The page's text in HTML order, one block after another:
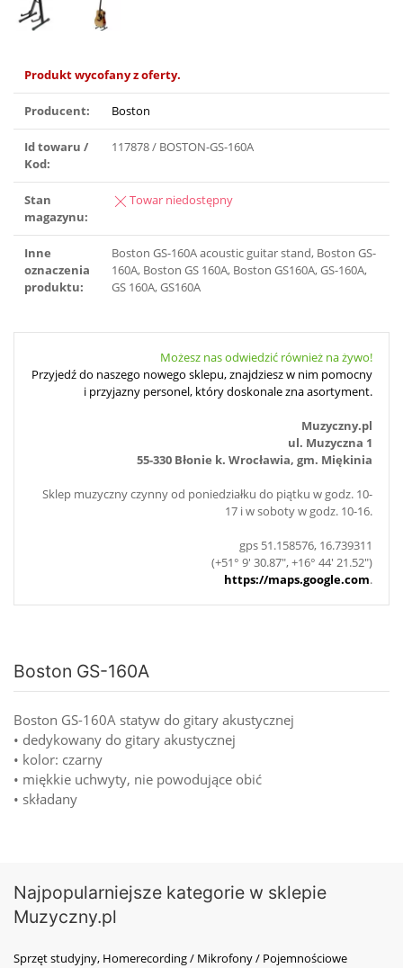
Produkt wycofany z oferty.
Producent: Boston
Id towaru /
Kod:
117878 / BOSTON-GS-160A
Stan
magazynu:
Towar niedostępny
Inne
oznaczenia
produktu:
Boston GS-160A acoustic guitar stand, Boston GS-
160A, Boston GS 160A, Boston GS160A, GS-160A,
GS 160A, GS160A
Możesz nas odwiedzić również na żywo!
Przyjedź do naszego nowego sklepu, znajdziesz w nim pomocny
i przyjazny personel, który doskonale zna asortyment.
Muzyczny.pl
ul. Muzyczna 1
55-330 Błonie k. Wrocławia, gm. Miękinia
Sklep muzyczny czynny od poniedziałku do piątku w godz. 10-
17 i w soboty w godz. 10-16.
gps 51.158576, 16.739311
(+51° 9' 30.87", +16° 44' 21.52")
https://maps.google.com.
Boston GS-160A
Boston GS-160A statyw do gitary akustycznej
• dedykowany do gitary akustycznej
• kolor: czarny
• miękkie uchwyty, nie powodujące obić
• składany
Najpopularniejsze kategorie w sklepie
Muzyczny.pl
Sprzęt studyjny, Homerecording / Mikrofony / Pojemnościowe